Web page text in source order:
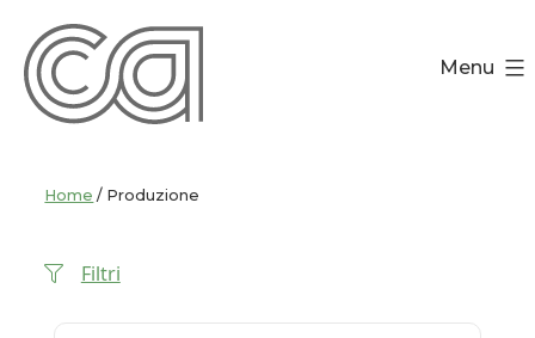
contenuto
Menu
Home / Produzione
Filtri